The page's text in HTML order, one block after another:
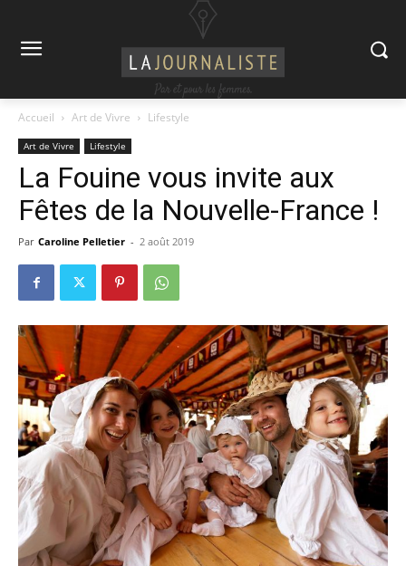
Accueil Art de Vivre Lifestyle
Art de Vivre Lifestyle
La Fouine vous invite aux
Fêtes de la Nouvelle-France !
Par Caroline Pelletier - 2 août 2019